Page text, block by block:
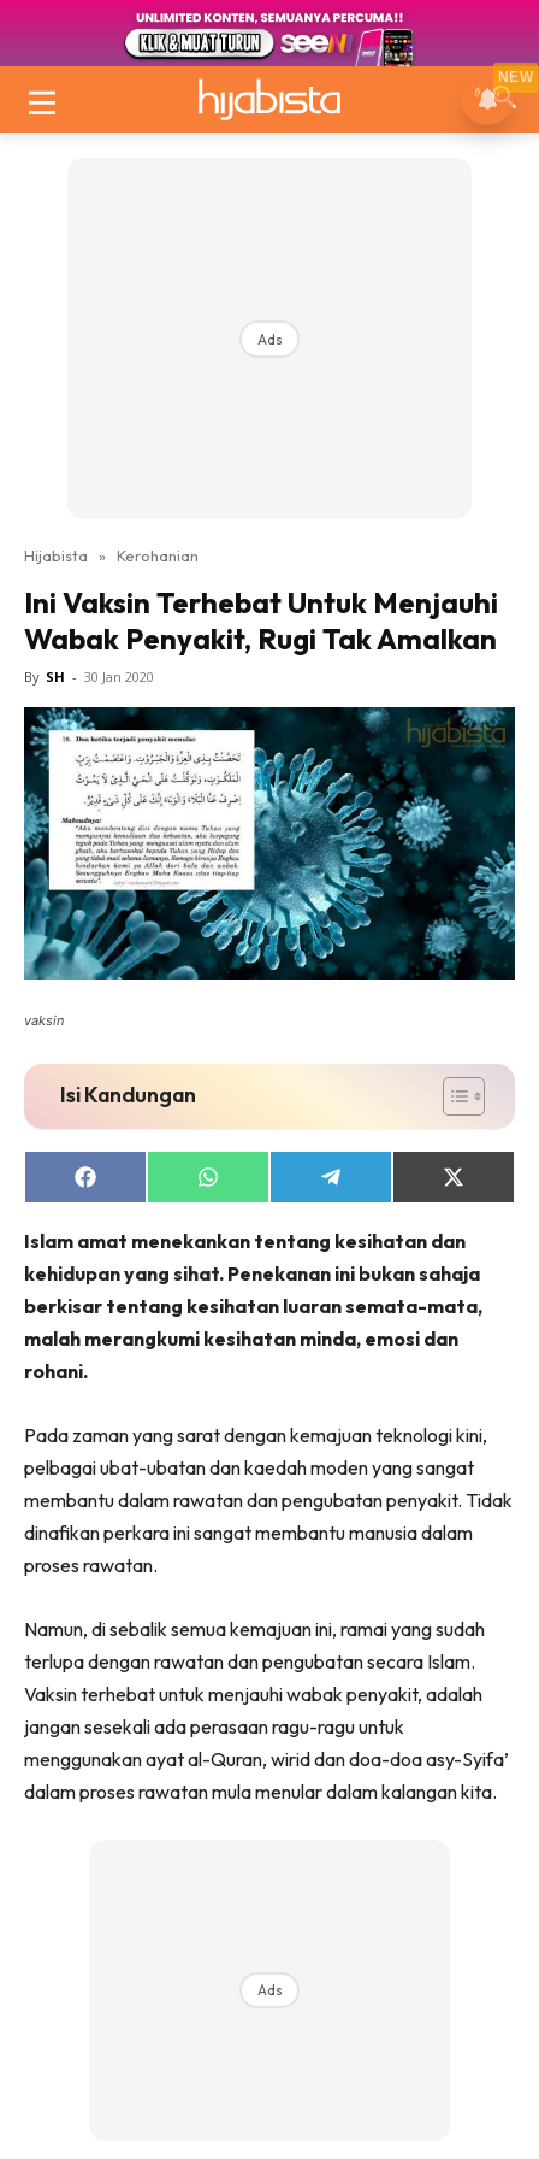
Ads
Hijabista » Kerohanian
Ini Vaksin Terhebat Untuk Menjauhi
Wabak Penyakit, Rugi Tak Amalkan
By SH - 30 Jan 2020
vaksin
Isi Kandungan
Share
on
Share
on
Share
on
Share
on
(Twitter)
Islam amat menekankan tentang kesihatan dan
kehidupan yang sihat. Penekanan ini bukan sahaja
berkisar tentang kesihatan luaran semata-mata,
malah merangkumi kesihatan minda, emosi dan
rohani.
Pada zaman yang sarat dengan kemajuan teknologi kini,
pelbagai ubat-ubatan dan kaedah moden yang sangat
membantu dalam rawatan dan pengubatan penyakit. Tidak
dinafikan perkara ini sangat membantu manusia dalam
proses rawatan.
Namun, di sebalik semua kemajuan ini, ramai yang sudah
terlupa dengan rawatan dan pengubatan secara Islam.
Vaksin terhebat untuk menjauhi wabak penyakit, adalah
jangan sesekali ada perasaan ragu-ragu untuk
menggunakan ayat al-Quran, wirid dan doa-doa asy-Syifa’
dalam proses rawatan mula menular dalam kalangan kita.
Ads
NEW